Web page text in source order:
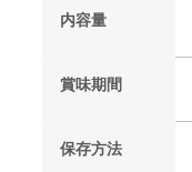
内容量
賞味期間
保存方法